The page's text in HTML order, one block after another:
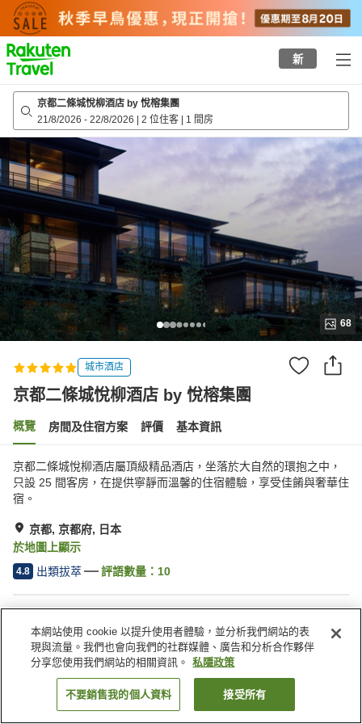
to
top
page
新
京都二條城悅柳酒店 by 悅榕集團
21/8/2026 - 22/8/2026 | 2 位住客 | 1 間房
68
城市酒店
京都二條城悅柳酒店 by 悅榕集團
概覽 房間及住宿方案 評價 基本資訊
京都二條城悅柳酒店屬頂級精品酒店，坐落於大自然的環抱之中，
只設 25 間客房，在提供寧靜而溫馨的住宿體驗，享受佳餚與奢華住
宿。
京都, 京都府, 日本
於地圖上顯示
4.8 出類拔萃 評語數量： 10
Wi-Fi
餐廳
送遞服務
喚醒服務
日本 京都府 京都 京都二條城悅柳酒店 by 悅榕集團
找客房
本網站使用 cookie 以提升使用者體驗，並分析我們網站的表
現與流量。我們也會向我們的社群媒體、廣告和分析合作夥伴
分享您使用我們網站的相關資訊。
私隱政策
不要銷售我的個人資料 接受所有